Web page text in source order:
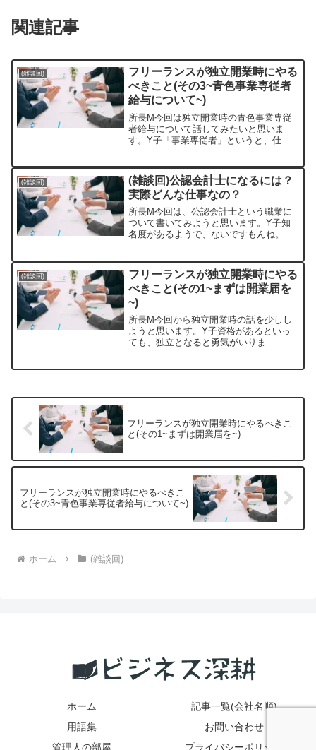
関連記事
(雑談回)
フリーランスが独立開業時にやる
べきこと(その3~青色事業専従者
給与について~)
所長M今回は独立開業時の青色事業専従
者給与について話してみたいと思いま
す。Y子「事業専従者」というと、仕事
(生計を一にする)親族も含まれるよ。正
確な定義は国税庁の...
(雑談回)
(雑談回)公認会計士になるには？
実際どんな仕事なの？
所長M今回は、公認会計士という職業に
ついて書いてみようと思います。Y子知
名度があるようで、ないですもんね。所
くなので、オープンにしていきたいと思
います。会計士試験につい...
(雑談回)
フリーランスが独立開業時にやる
べきこと(その1~まずは開業届を
~)
所長M今回から独立開業時の話を少しし
ようと思います。Y子資格があるといっ
ても、独立となると勇気がいりま
フリーランスが独立開業時にやるべきこ
と(その1~まずは開業届を~)
フリーランスが独立開業時にやるべきこ
と(その3~青色事業専従者給与について~)
ホーム (雑談回)
ホーム
記事一覧(会社名順)
用語集
お問い合わせ
管理人の部屋
プライバシーポリシー